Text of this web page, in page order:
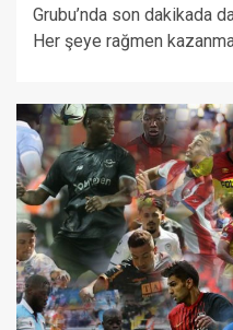
Grubu’nda son dakikada
Her şeye rağmen